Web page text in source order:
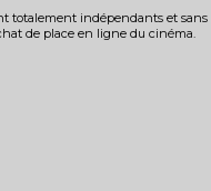
totalement indépendants et sans
de place en ligne du cinéma.